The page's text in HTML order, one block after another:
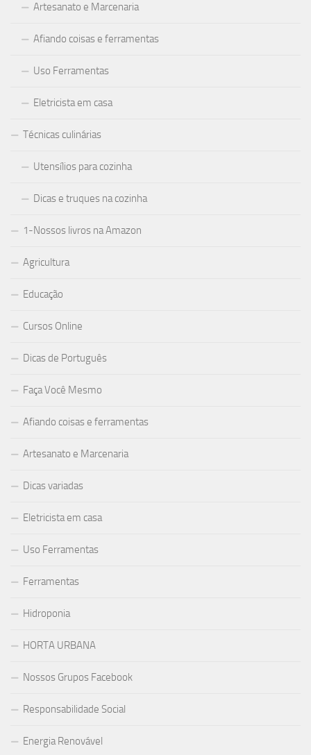
Artesanato e Marcenaria
Afiando coisas e ferramentas
Uso Ferramentas
Eletricista em casa
Técnicas culinárias
Utensílios para cozinha
Dicas e truques na cozinha
1-Nossos livros na Amazon
Agricultura
Educação
Cursos Online
Dicas de Português
Faça Você Mesmo
Afiando coisas e ferramentas
Artesanato e Marcenaria
Dicas variadas
Eletricista em casa
Uso Ferramentas
Ferramentas
Hidroponia
HORTA URBANA
Nossos Grupos Facebook
Responsabilidade Social
Energia Renovável